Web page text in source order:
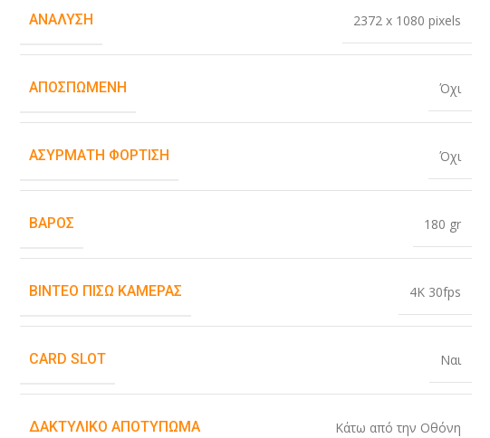
ΑΝΆΛΥΣΗ 2372 x 1080 pixels
ΑΠΟΣΠΏΜΕΝΗ Όχι
ΑΣΎΡΜΑΤΗ ΦΌΡΤΙΣΗ Όχι
ΒΆΡΟΣ 180 gr
ΒΊΝΤΕΟ ΠΊΣΩ ΚΆΜΕΡΑΣ 4K 30fps
CARD SLOT Ναι
ΔΑΚΤΥΛΙΚΌ ΑΠΟΤΎΠΩΜΑ Κάτω από την Οθόνη